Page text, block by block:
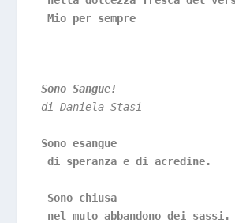
Mio per sempre
Sono Sangue!
di Daniela Stasi
Sono esangue
di speranza e di acredine.
Sono chiusa
nel muto abbandono dei sassi.